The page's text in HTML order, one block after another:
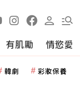
有肌勵 情慾愛
韓劇 彩妝保養